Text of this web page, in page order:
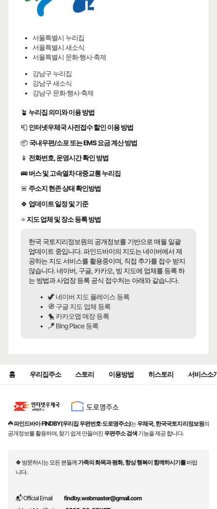
서울특별시 누리집
서울특별시 새소식
서울특별시 문화·행사·축제
강남구 누리집
강남구 새소식
강남구 문화·행사·축제
🪴 누리집 의미와 이용 방법
📮 인터넷우체국 사전접수 할인 이용 방법
📦 국내우편/소포 또는 EMS 요금 계산 방법
📱 전화번호, 운영시간 확인 방법
🚌버스 및 고속열차 대중교통 누리집
🚨 주소지 현존 상태 확인방법
🍀 업데이트 일정 및 기준
⭐ 지도 업체 및 장소 등록 방법
한국 국토지리정보원의 공개정보를 기반으로 매월 일괄
업데이트 중입니다. 파인드바이의 지도는 네이버에서 제
공하는 지도 서비스를 활용중이며, 직접 추가를 접수 받지
않습니다. 네이버, 구글, 카카오, 빙 지도에 업체를 등록 하
는 방법과 사업장 등록 공식 접수처는 아래와 같습니다.
🦖 네이버 지도 플레이스 등록
🧭 구글 지도 업체 등록
🐤 카카오맵 매장 등록
🪁 BIng Place 등록
홈 우리집주소 스토리 이용방법 히스토리 서비스소
☘️파인드바이·FINDBY(우리집 우편번호·도로명주소)는 우체국, 한국국토지리정보원의
공개정보를 활용하여, 찾기 쉽게 만들어진 우편주소 검색 기능을 제공 합니다.
🍀 방문하시는 모든 분들께가족의 화목과 평화, 항상 행복이 함께하시기를바랍
니다.
📬 Official Email
findby.webmaster@gmail.com